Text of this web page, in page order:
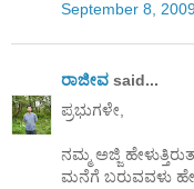
September 8,
ರಾಜೀವ said...
ಪ್ರಭುಗಳೇ,
ನಮ್ಮ ಅಜ್ಜಿ
ಮನೆಗೆ ಬರುವವಳು